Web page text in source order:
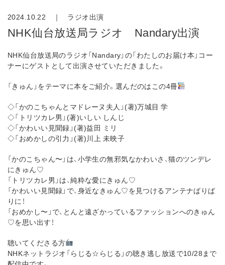
2024.10.22 ｜ ラジオ出演
NHK仙台放送局ラジオ Nandary出演
NHK仙台放送局のラジオ「Nandary」の「わたしのお届け本」コー
ナーにゲストとして出演させていただきました。
「きゅん」をテーマに本をご紹介。選んだのはこの4冊
◇「かのこちゃんとマドレーヌ夫人」(著)万城目 学
◇「トリツカレ男」(著)いしい しんじ
◇「かわいい見聞録」(著)益田 ミリ
◇「おめかしの引力」(著)川上 未映子
「かのこちゃん〜」は、小学生の無邪気なかわいさ、猫のツンデレ
にきゅん♡
「トリツカレ男」は、純粋な愛にきゅん♡
「かわいい見聞録」で、身近なきゅん♡を見つけるアンテナばりば
りに！
「おめかし〜」で、とんと遠ざかっているファッションへのきゅん
♡を思い出す！
聴いてくださる方
NHKネットラジオ「らじる☆らじる」の聴き逃し放送で10/28まで